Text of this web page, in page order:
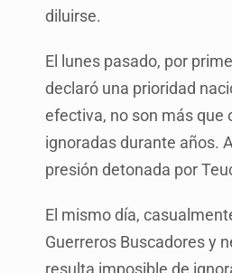
Cae en
diluirse.
El lunes pasado, por
declaró una prioridad
efectiva, no son más que
ignoradas durante años.
presión detonada por
El mismo día,
Guerreros Buscadores y